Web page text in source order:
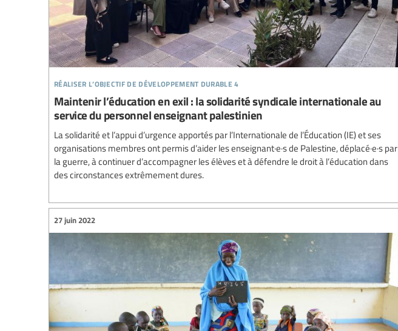
réaliser l’objectif de développement durable 4
Maintenir l’éducation en exil : la solidarité syndicale internationale au
service du personnel enseignant palestinien
La solidarité et l’appui d’urgence apportés par l’Internationale de l’Éducation (IE) et ses
organisations membres ont permis d’aider les enseignant·e·s de Palestine, déplacé·e·s par
la guerre, à continuer d’accompagner les élèves et à défendre le droit à l’éducation dans
des circonstances extrêmement dures.
27 juin 2022